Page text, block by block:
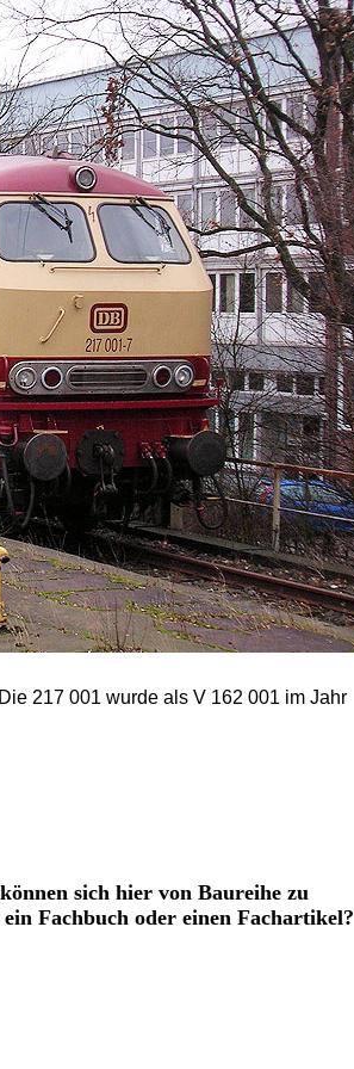
217 001 wurde als V 162 001 im Jahr
sich hier von Baureihe zu
Fachbuch oder einen Fachartikel?